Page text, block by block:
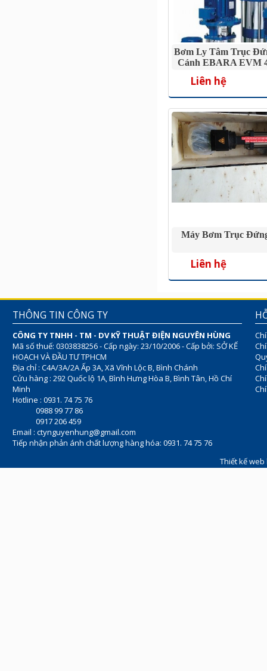
Bơm Ly Tâm Trục
Cánh EBARA EVM
Liên hệ
Máy Bơm Trục
Liên hệ
THÔNG TIN CÔNG TY
CÔNG TY TNHH - TM - DV KỸ THUẬT ĐIỆN NGUYÊN HÙNG
Mã số thuế: 0303838256 - Cấp ngày: 23/10/2006 - Cấp bởi: SỞ KẾ
HOẠCH VÀ ĐẦU TƯ TPHCM
Địa chỉ : C4A/3A/2A Ấp 3A, Xã Vĩnh Lộc B, Bình Chánh
Cửu hàng : 292 Quốc lộ 1A, Bình Hưng Hòa B, Bình Tân, Hồ Chí
Minh
Hotline : 0931. 74 75 76
0988 99 77 86
0917 206 459
Email : ctynguyenhung@gmail.com
Tiếp nhận phản ánh chất lượng hàng hóa: 0931. 74 75 76
Thiết kế web